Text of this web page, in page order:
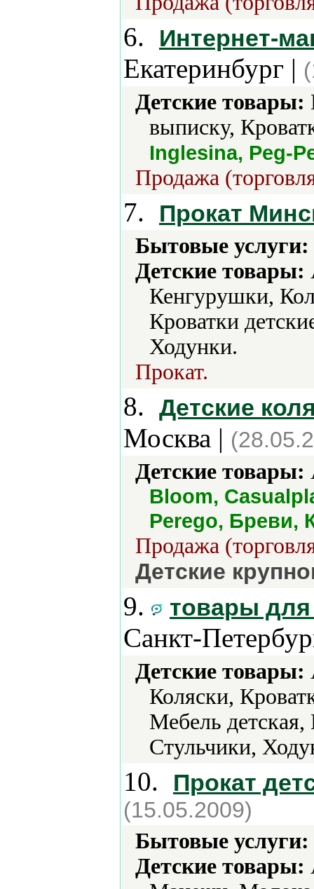
6. Интернет-
Екатеринбург |
Детские товары:
выписку,
Inglesina, Peg-
Продажа
7. Прокат
Бытовые услуги:
Детские товары:
Кенгурушки,
Кроватки
Ходунки.
Прокат.
8. Детские
Москва |
Детские товары:
Bloom,
Perego, Бреви,
Продажа
Детские
9. товары
Санкт-
Детские товары:
Коляски,
Мебель
Стульчики,
10. Прокат
(15.05.2009)
Бытовые услуги:
Детские товары: